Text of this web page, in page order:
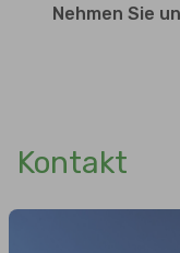
Nehmen Sie
Kontakt